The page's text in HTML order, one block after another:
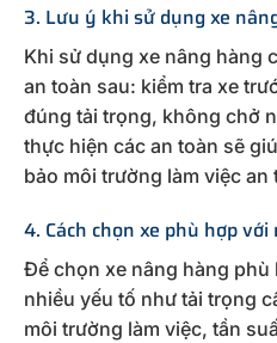
3. Lưu ý khi sử dụng xe
Khi sử dụng xe nâng hàng
an toàn sau: kiểm tra xe
đúng tải trọng, không chở
thực hiện các an toàn sẽ
bảo môi trường làm việc
4. Cách chọn xe phù hợp với
Để chọn xe nâng hàng
nhiều yếu tố như tải trọng
môi trường làm việc, tần